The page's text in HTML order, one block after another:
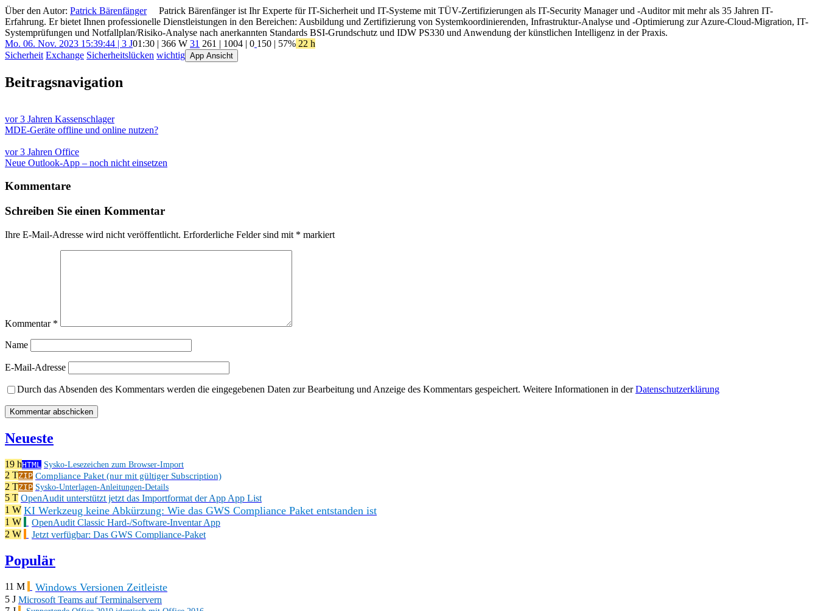
Über den Autor: Patrick Bärenfänger
Patrick Bärenfänger ist Ihr Experte für IT-Sicherheit und IT-Systeme mit TÜV-Zertifizierungen als IT-Security Manager und -Auditor mit mehr als 35 Jahren IT-
Erfahrung. Er bietet Ihnen professionelle Dienstleistungen in den Bereichen: Ausbildung und Zertifizierung von Systemkoordinierenden, Infrastruktur-Analyse und -Optimierung zur Azure-Cloud-Migration, IT-
Systemprüfungen und Notfallplan/Risiko-Analyse nach anerkannten Standards BSI-Grundschutz und IDW PS330 und Anwendung der künstlichen Intelligenz in der Praxis.
Mo. 06. Nov. 2023 15:39:44 | 3 J01:30 | 366 W 31 261 | 1004 | 0 150 | 57% 22 h
Sicherheit Exchange Sicherheitslücken wichtig App Ansicht
Beitragsnavigation
vor 3 Jahren Kassenschlager
MDE-Geräte offline und online nutzen?
vor 3 Jahren Office
Neue Outlook-App – noch nicht einsetzen
Kommentare
Schreiben Sie einen Kommentar
Ihre E-Mail-Adresse wird nicht veröffentlicht. Erforderliche Felder sind mit * markiert
Kommentar *
Name
E-Mail-Adresse
Durch das Absenden des Kommentars werden die eingegebenen Daten zur Bearbeitung und Anzeige des Kommentars gespeichert. Weitere Informationen in derDatenschutzerklärung
Neueste
19 hHTML Sysko-Lesezeichen zum Browser-Import
2 TZIP Compliance Paket (nur mit gültiger Subscription)
2 TZIP Sysko-Unterlagen-Anleitungen-Details
5 T OpenAudit unterstützt jetzt das Importformat der App App List
1 W KI Werkzeug keine Abkürzung: Wie das GWS Compliance Paket entstanden ist
1 W
OpenAudit Classic Hard-/Software-Inventar App
2 W
Jetzt verfügbar: Das GWS Compliance-Paket
Populär
11 M Windows Versionen Zeitleiste
5 J Microsoft Teams auf Terminalservern